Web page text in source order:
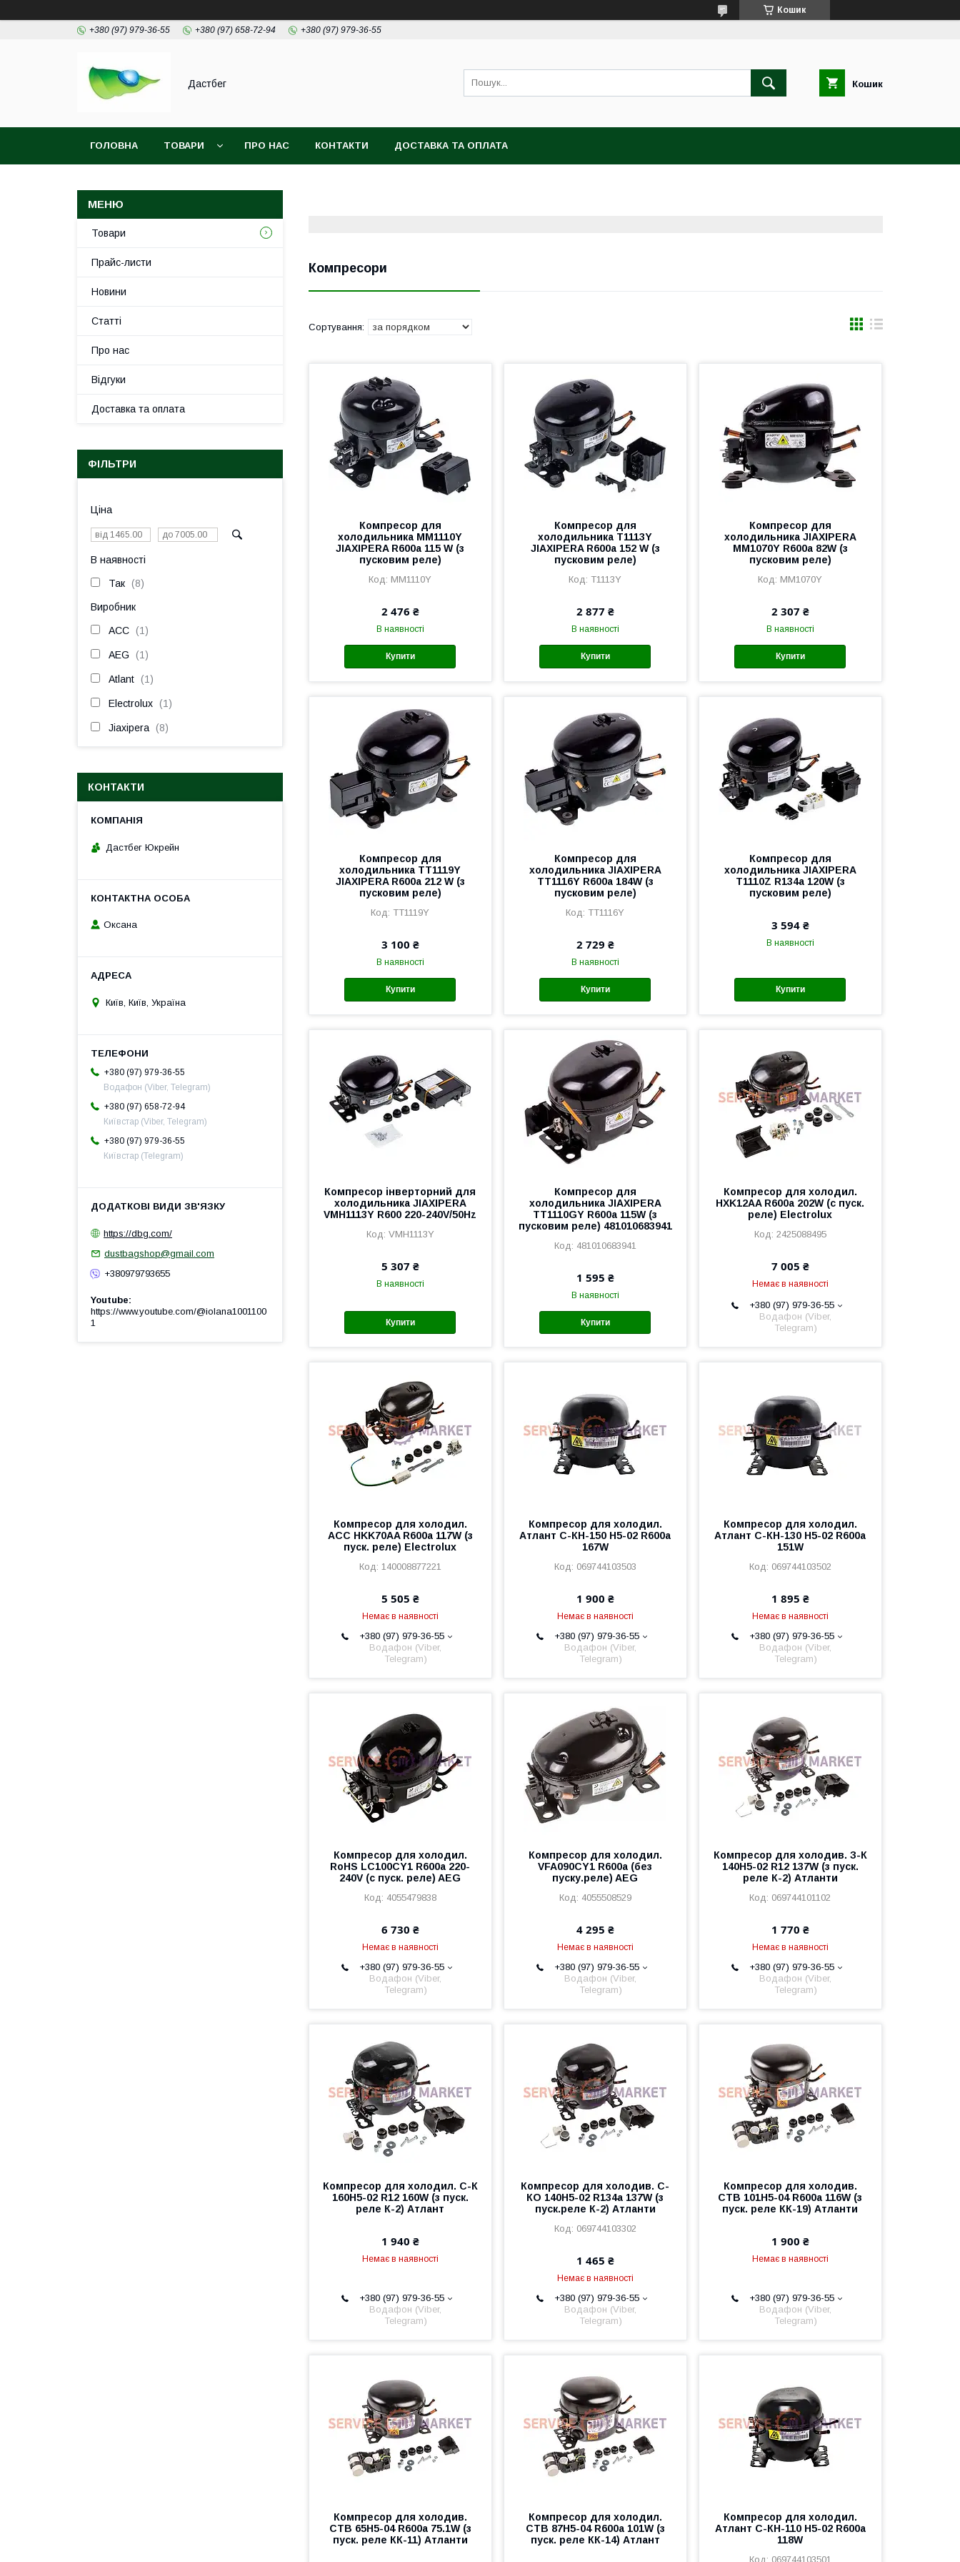
Кошик
+380 (97) 979-36-55 +380 (97) 658-72-94 +380 (97) 979-36-55
Дастбег Кошик
ГОЛОВНА ТОВАРИ ПРО НАС КОНТАКТИ ДОСТАВКА ТА ОПЛАТА
Компресори
Компресор для
холодильника MM1110Y
JIAXIPERA R600a 115 W (з
пусковим реле)
MM1110Y
2 476 ₴
В наявності
Купити
Компресор для
холодильника T1113Y
JIAXIPERA R600a 152 W (з
пусковим реле)
T1113Y
2 877 ₴
В наявності
Купити
Компресор для
холодильника JIAXIPERA
MM1070Y R600a 82W (з
пусковим реле)
MM1070Y
2 307 ₴
В наявності
Купити
Компресор для
холодильника TТ1119Y
JIAXIPERA R600a 212 W (з
пусковим реле)
TТ1119Y
3 100 ₴
В наявності
Купити
Компресор для
холодильника JIAXIPERA
TТ1116Y R600a 184W (з
пусковим реле)
TТ1116Y
2 729 ₴
В наявності
Купити
Компресор для
холодильника JIAXIPERA
T1110Z R134a 120W (з
пусковим реле)
3 594 ₴
В наявності
Купити
Компресор інверторний для
холодильника JIAXIPERA
VMH1113Y R600 220-240V/50Hz
VMH1113Y
5 307 ₴
В наявності
Купити
Компресор для
холодильника JIAXIPERA
TT1110GY R600a 115W (з
пусковим реле) 481010683941
481010683941
1 595 ₴
В наявності
Купити
Компресор для холодил.
HXK12AA R600a 202W (c пуск.
реле) Electrolux
2425088495
7 005 ₴
Немає в наявності
+380 (97) 979-36-55
Водафон (Viber,
Telegram)
Компресор для холодил.
ACC HKK70AA R600a 117W (з
пуск. реле) Electrolux
140008877221
5 505 ₴
Немає в наявності
+380 (97) 979-36-55
Водафон (Viber,
Telegram)
Компресор для холодил.
Атлант С-КН-150 Н5-02 R600a
167W
069744103503
1 900 ₴
Немає в наявності
+380 (97) 979-36-55
Водафон (Viber,
Telegram)
Компресор для холодил.
Атлант С-КН-130 Н5-02 R600a
151W
069744103502
1 895 ₴
Немає в наявності
+380 (97) 979-36-55
Водафон (Viber,
Telegram)
Компресор для холодил.
RoHS LC100CY1 R600а 220-
240V (c пуск. реле) AEG
4055479838
6 730 ₴
Немає в наявності
+380 (97) 979-36-55
Водафон (Viber,
Telegram)
Компресор для холодил.
VFA090CY1 R600a (без
пуску.реле) AEG
4055508529
4 295 ₴
Немає в наявності
+380 (97) 979-36-55
Водафон (Viber,
Telegram)
Компресор для холодив. З-К
140Н5-02 R12 137W (з пуск.
реле К-2) Атланти
069744101102
1 770 ₴
Немає в наявності
+380 (97) 979-36-55
Водафон (Viber,
Telegram)
Компресор для холодил. С-К
160Н5-02 R12 160W (з пуск.
реле К-2) Атлант
1 940 ₴
Немає в наявності
+380 (97) 979-36-55
Водафон (Viber,
Telegram)
Компресор для холодив. С-
КО 140Н5-02 R134a 137W (з
пуск.реле К-2) Атланти
069744103302
1 465 ₴
Немає в наявності
+380 (97) 979-36-55
Водафон (Viber,
Telegram)
Компресор для холодив.
СТВ 101Н5-04 R600а 116W (з
пуск. реле КК-19) Атланти
1 900 ₴
Немає в наявності
+380 (97) 979-36-55
Водафон (Viber,
Telegram)
Компресор для холодив.
СТВ 65Н5-04 R600a 75.1W (з
пуск. реле КК-11) Атланти
Компресор для холодил.
СТВ 87Н5-04 R600a 101W (з
пуск. реле КК-14) Атлант
Компресор для холодил.
Атлант С-КН-110 Н5-02 R600a
118W
069744103501
Товари
Прайс-листи
Новини
Статті
Про нас
Відгуки
Доставка та оплата
ФІЛЬТРИ
Ціна
В наявності
Так 8
Виробник
ACC 1
AEG 1
Atlant 1
Electrolux 1
Jiaxipera 8
КОНТАКТИ
Дастбег Юкрейн
Оксана
Київ, Київ, Україна
+380 (97) 979-36-55
Водафон (Viber, Telegram)
+380 (97) 658-72-94
Київстар (Viber, Telegram)
+380 (97) 979-36-55
Київстар (Telegram)
https://dbg.com/
dustbagshop@gmail.com
+380979793655
Youtube
https://www.youtube.com/@iolana1001100
1